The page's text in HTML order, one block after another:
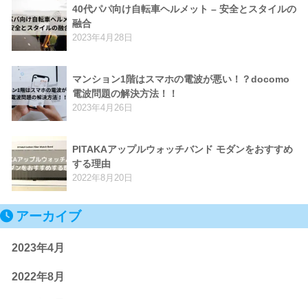
40代パパ向け自転車ヘルメット – 安全とスタイルの
融合
2023年4月28日
マンション1階はスマホの電波が悪い！？docomo
電波問題の解決方法！！
2023年4月26日
PITAKAアップルウォッチバンド モダンをおすすめ
する理由
2022年8月20日
アーカイブ
2023年4月
2022年8月